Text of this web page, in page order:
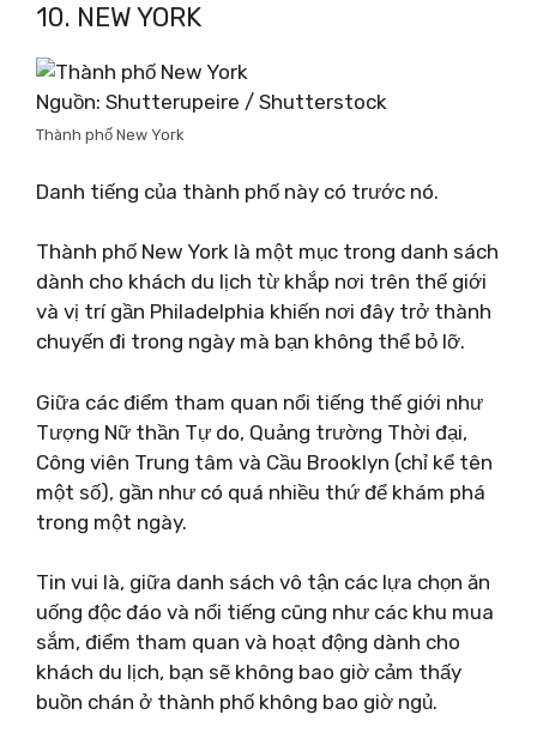
10. NEW YORK
Nguồn: Shutterupeire / Shutterstock
Thành phố New York
Danh tiếng của thành phố này có trước nó.
Thành phố New York là một mục trong danh sách
dành cho khách du lịch từ khắp nơi trên thế giới
và vị trí gần Philadelphia khiến nơi đây trở thành
chuyến đi trong ngày mà bạn không thể bỏ lỡ.
Giữa các điểm tham quan nổi tiếng thế giới như
Tượng Nữ thần Tự do, Quảng trường Thời đại,
Công viên Trung tâm và Cầu Brooklyn (chỉ kể tên
một số), gần như có quá nhiều thứ để khám phá
trong một ngày.
Tin vui là, giữa danh sách vô tận các lựa chọn ăn
uống độc đáo và nổi tiếng cũng như các khu mua
sắm, điểm tham quan và hoạt động dành cho
khách du lịch, bạn sẽ không bao giờ cảm thấy
buồn chán ở thành phố không bao giờ ngủ.